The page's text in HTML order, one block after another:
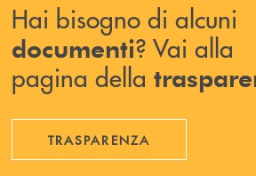
Hai bisogno di alcuni
documenti? Vai alla
pagina della
TRASPARENZA